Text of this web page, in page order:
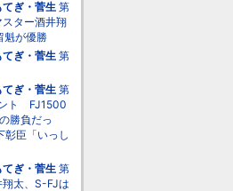
ぎ・菅生第
ター酒井翔
魁が優勝
ぎ・菅生第
ぎ・菅生第
ント FJ1500
勝負だっ
臣「いっし
ぎ・菅生第
太、S-FJは